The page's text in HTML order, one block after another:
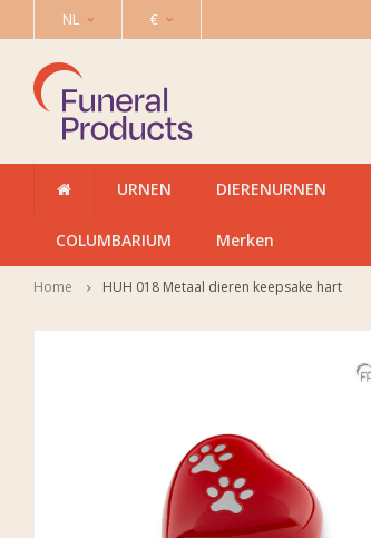
NL €
URNEN DIERENURNEN
COLUMBARIUM Merken
Home HUH 018 Metaal dieren keepsake hart